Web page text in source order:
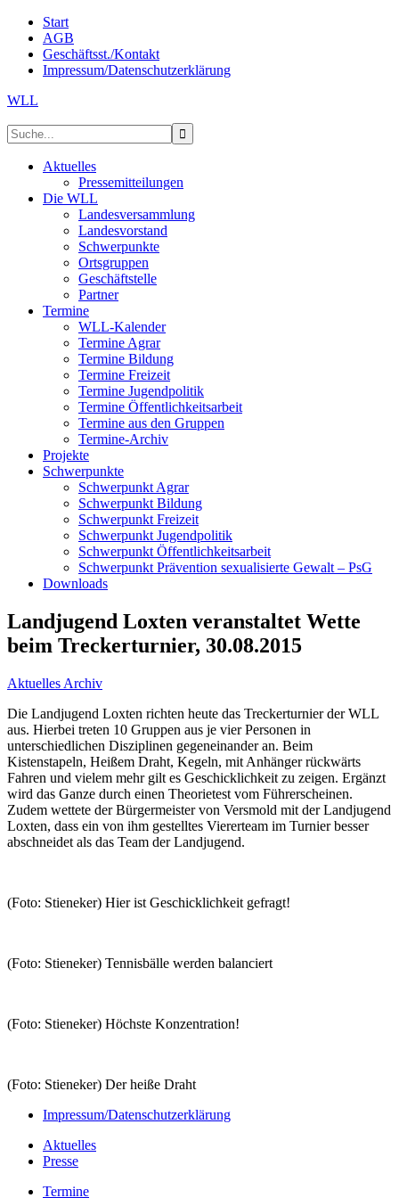
Start
AGB
Geschäftsst./Kontakt
Impressum/Datenschutzerklärung
WLL
Aktuelles
Pressemitteilungen
Die WLL
Landesversammlung
Landesvorstand
Schwerpunkte
Ortsgruppen
Geschäftstelle
Partner
Termine
WLL-Kalender
Termine Agrar
Termine Bildung
Termine Freizeit
Termine Jugendpolitik
Termine Öffentlichkeitsarbeit
Termine aus den Gruppen
Termine-Archiv
Projekte
Schwerpunkte
Schwerpunkt Agrar
Schwerpunkt Bildung
Schwerpunkt Freizeit
Schwerpunkt Jugendpolitik
Schwerpunkt Öffentlichkeitsarbeit
Schwerpunkt Prävention sexualisierte Gewalt – PsG
Downloads
Landjugend Loxten veranstaltet Wette
beim Treckerturnier, 30.08.2015
Aktuelles Archiv
Die Landjugend Loxten richten heute das Treckerturnier der WLL
aus. Hierbei treten 10 Gruppen aus je vier Personen in
unterschiedlichen Disziplinen gegeneinander an. Beim
Kistenstapeln, Heißem Draht, Kegeln, mit Anhänger rückwärts
Fahren und vielem mehr gilt es Geschicklichkeit zu zeigen. Ergänzt
wird das Ganze durch einen Theorietest vom Führerscheinen.
Zudem wettete der Bürgermeister von Versmold mit der Landjugend
Loxten, dass ein von ihm gestelltes Viererteam im Turnier besser
abschneidet als das Team der Landjugend.
(Foto: Stieneker) Hier ist Geschicklichkeit gefragt!
(Foto: Stieneker) Tennisbälle werden balanciert
(Foto: Stieneker) Höchste Konzentration!
(Foto: Stieneker) Der heiße Draht
Impressum/Datenschutzerklärung
Aktuelles
Presse
Termine